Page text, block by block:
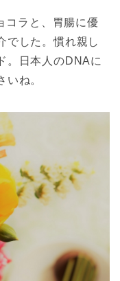
コラと、胃腸に優
でした。慣れ親し
。日本人のDNAに
いね。